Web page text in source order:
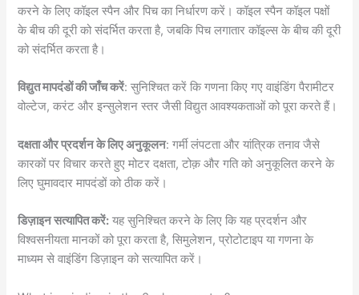
करने के लिए कॉइल स्पैन और पिच का निर्धारण करें। कॉइल स्पैन कॉइल पक्षों
के बीच की दूरी को संदर्भित करता है, जबकि पिच लगातार कॉइल्स के बीच की दूरी
को संदर्भित करता है।
विद्युत मापदंडों की जाँच करें: सुनिश्चित करें कि गणना किए गए वाइंडिंग पैरामीटर
वोल्टेज, करंट और इन्सुलेशन स्तर जैसी विद्युत आवश्यकताओं को पूरा करते हैं।
दक्षता और प्रदर्शन के लिए अनुकूलन: गर्मी लंपटता और यांत्रिक तनाव जैसे
कारकों पर विचार करते हुए मोटर दक्षता, टोक़ और गति को अनुकूलित करने के
लिए घुमावदार मापदंडों को ठीक करें।
डिज़ाइन सत्यापित करें: यह सुनिश्चित करने के लिए कि यह प्रदर्शन और
विश्वसनीयता मानकों को पूरा करता है, सिमुलेशन, प्रोटोटाइप या गणना के
माध्यम से वाइंडिंग डिज़ाइन को सत्यापित करें।